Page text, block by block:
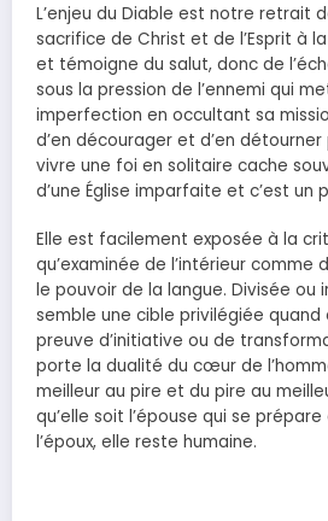
L’enjeu du Diable est notre retrait
sacrifice de Christ et de l’Esprit à
et témoigne du salut, donc de
sous la pression de l’ennemi qui
imperfection en occultant sa
d’en décourager et d’en détourner
vivre une foi en solitaire cache
d’une Église imparfaite et c’est un
Elle est facilement exposée à la
qu’examinée de l’intérieur comme
le pouvoir de la langue. Divisée ou
semble une cible privilégiée
preuve d’initiative ou de
porte la dualité du cœur de
meilleur au pire et du pire au
qu’elle soit l’épouse qui se
l’époux, elle reste humaine.